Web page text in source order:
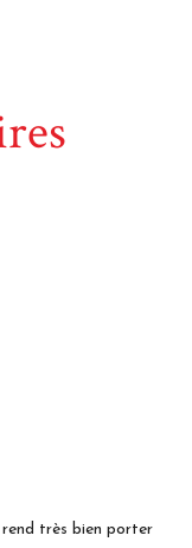
très bien porter